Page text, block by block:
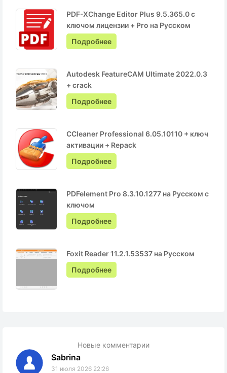
PDF-XChange Editor Plus 9.5.365.0 с
ключом лицензии + Pro на Русском
Подробнее
Autodesk FeatureCAM Ultimate 2022.0.3
+ crack
Подробнее
CCleaner Professional 6.05.10110 + ключ
активации + Repack
Подробнее
PDFelement Pro 8.3.10.1277 на Русском с
ключом
Подробнее
Foxit Reader 11.2.1.53537 на Русском
Подробнее
Новые комментарии
Sabrina
31 июля 2026 22:26